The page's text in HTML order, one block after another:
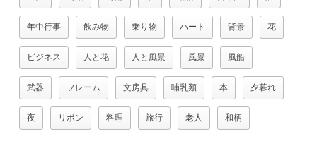
年中行事 飲み物 乗り物 ハート 背景 花
ビジネス 人と花 人と風景 風景 風船
武器 フレーム 文房具 哺乳類 本 夕暮れ
夜 リボン 料理 旅行 老人 和柄